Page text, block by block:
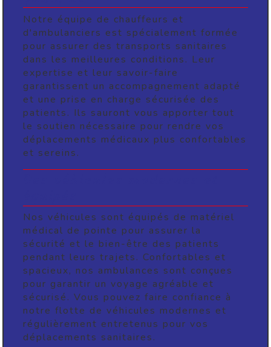
Notre équipe de chauffeurs et
d'ambulanciers est spécialement formée
pour assurer des transports sanitaires
dans les meilleures conditions. Leur
expertise et leur savoir-faire
garantissent un accompagnement adapté
et une prise en charge sécurisée des
patients. Ils sauront vous apporter tout
le soutien nécessaire pour rendre vos
déplacements médicaux plus confortables
et sereins.
Nos véhicules sont équipés de matériel
médical de pointe pour assurer la
sécurité et le bien-être des patients
pendant leurs trajets. Confortables et
spacieux, nos ambulances sont conçues
pour garantir un voyage agréable et
sécurisé. Vous pouvez faire confiance à
notre flotte de véhicules modernes et
régulièrement entretenus pour vos
déplacements sanitaires.